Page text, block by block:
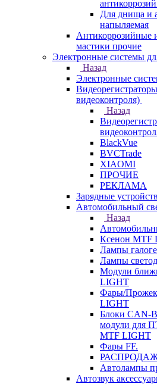
Для днища и
напыляемая
Антикоррозийные
мастики прочие
Электронные системы
Назад
Электронные
видеоконтроля)
Назад
BlackVue
BVCTrade
XIAOMI
ПРОЧИЕ
РЕКЛАМА
Зарядные
Автомобильный
Назад
Ксенон MTF
Лампы
Лампы
Модули
LIGHT
Фары/
LIGHT
Блоки CAN-
модули для
MTF LIGHT
Фары FF.
Автолампы
Автозвук